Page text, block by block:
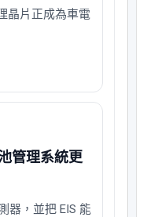
晶片正成為車電
管理系統更
器，並把 EIS 能